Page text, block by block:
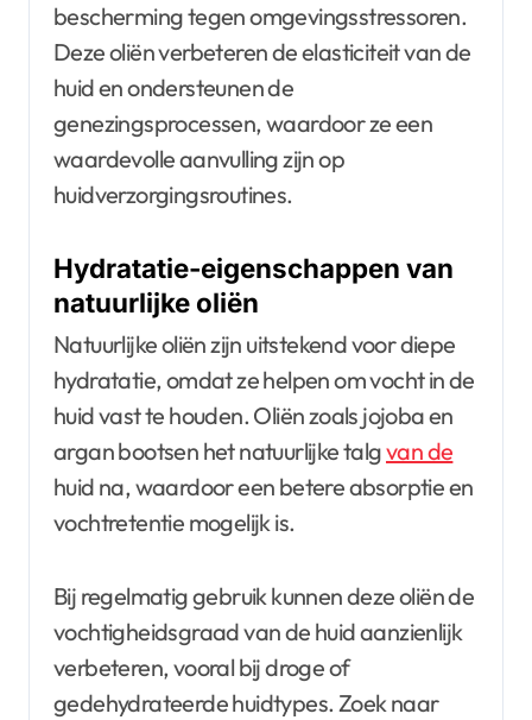
bescherming tegen omgevingsstressoren.
Deze oliën verbeteren de elasticiteit van de
huid en ondersteunen de
genezingsprocessen, waardoor ze een
waardevolle aanvulling zijn op
huidverzorgingsroutines.
Hydratatie-eigenschappen van
natuurlijke oliën
Natuurlijke oliën zijn uitstekend voor diepe
hydratatie, omdat ze helpen om vocht in de
huid vast te houden. Oliën zoals jojoba en
argan bootsen het natuurlijke talgvan de
huid na, waardoor een betere absorptie en
vochtretentie mogelijk is.
Bij regelmatig gebruik kunnen deze oliën de
vochtigheidsgraad van de huid aanzienlijk
verbeteren, vooral bij droge of
gedehydrateerde huidtypes. Zoek naar